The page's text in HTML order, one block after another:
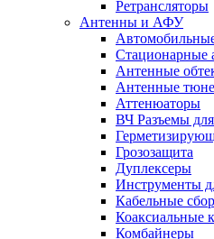
Ретрансляторы
Антенны и АФУ
Стационарные
Антенные
Антенные
Аттенюаторы
ВЧ Разъемы
Грозозащита
Дуплексеры
Инструменты
Кабельные
Коаксиальные
Комбайнеры